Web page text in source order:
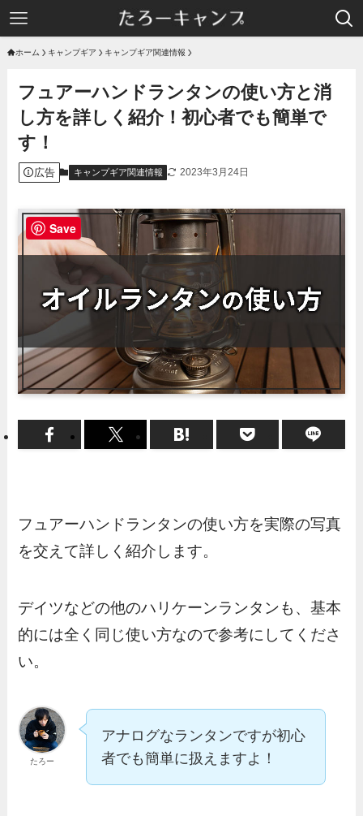
ホーム キャンプギア キャンプギア関連情報
フュアーハンドランタンの使い方と消
し方を詳しく紹介！初心者でも簡単で
す！
広告 キャンプギア関連情報 2023年3月24日
フュアーハンドランタンの使い方を実際の写真
を交えて詳しく紹介します。
デイツなどの他のハリケーンランタンも、基本
的には全く同じ使い方なので参考にしてくださ
い。
たろー
アナログなランタンですが初心
者でも簡単に扱えますよ！
Save